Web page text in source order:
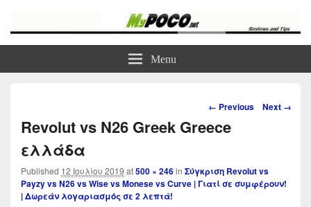
Τα καλύτερα Reviews , Συγκρίσεις , VPN , Webhosting
Menu
Image
← Previous Next →
Revolut vs N26 Greek Greece
ελλάδα
Published 12 Ιουλίου 2019 at500 × 246in Σύγκριση Revolut vs
Payzy vs N26 vs Wise vs Monese vs Curve | Γιατί σε συμφέρουν!
| Δωρεάν λογαριασμός σε 2 λεπτά!